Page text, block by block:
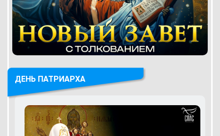
ДЕНЬ ПАТРИАРХА